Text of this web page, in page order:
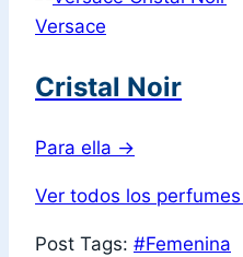
Versace
Cristal Noir
Para ella →
Ver todos los
Post Tags: #Femenina